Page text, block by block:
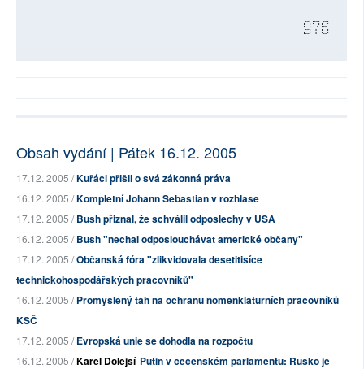
976
Obsah vydání | Pátek 16.12. 2005
17.12. 2005 /Kuřáci přišli o svá zákonná práva
16.12. 2005 /Kompletní Johann Sebastian v rozhlase
17.12. 2005 /Bush přiznal, že schválil odposlechy v USA
16.12. 2005 /Bush "nechal odposlouchávat americké občany"
17.12. 2005 /Občanská fóra "zlikvidovala desetitisíce
technickohospodářských pracovníků"
16.12. 2005 /Promyšlený tah na ochranu nomenklaturních pracovníků
KSČ
17.12. 2005 /Evropská unie se dohodla na rozpočtu
16.12. 2005 /Karel Dolejší Putin v čečenském parlamentu: Rusko je